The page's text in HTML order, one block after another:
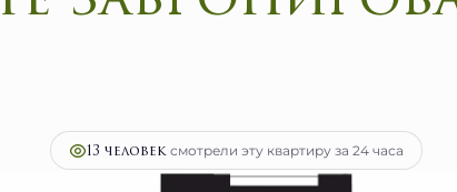
13 человексмотрели эту квартиру за 24 часа